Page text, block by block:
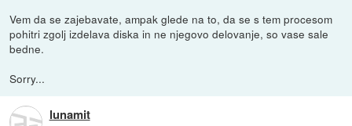
Vem da se zajebavate, ampak glede na to, da se s tem procesom
pohitri zgolj izdelava diska in ne njegovo delovanje, so vase sale
bedne.
Sorry...
lunamit